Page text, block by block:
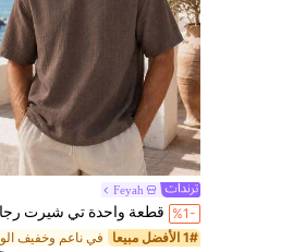
Feyah
%1-
1# الأفضل مبيعا